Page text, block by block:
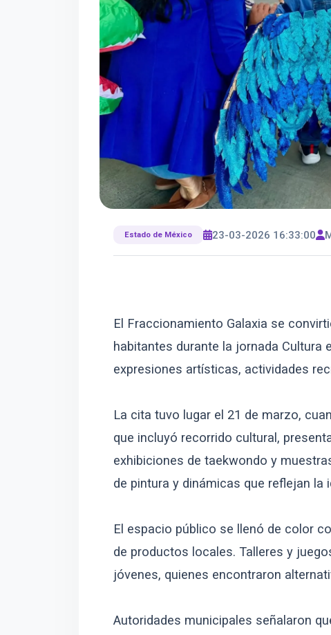
Estado de México 23-03-2026 16:33:00
El Fraccionamiento Galaxia se
habitantes durante la jornada Cultura
expresiones artísticas, actividades
La cita tuvo lugar el 21 de marzo,
que incluyó recorrido cultural,
exhibiciones de taekwondo y
de pintura y dinámicas que reflejan la
El espacio público se llenó de color
de productos locales. Talleres y
jóvenes, quienes encontraron
Autoridades municipales señalaron